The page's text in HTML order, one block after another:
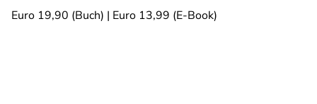
Euro 19,90 (Buch) | Euro 13,99 (E-Book)